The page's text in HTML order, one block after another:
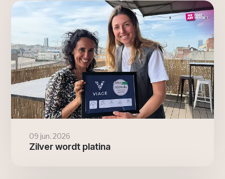
09 jun. 2026
Zilver wordt platina